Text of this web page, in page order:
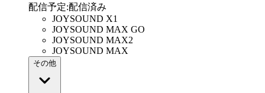
配信予定:配信済み
JOYSOUND X1
JOYSOUND MAX GO
JOYSOUND MAX2
JOYSOUND MAX
その他